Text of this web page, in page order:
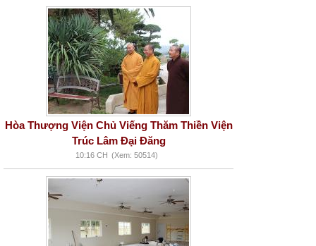
Hòa Thượng Viện Chủ Viếng Thăm Thiền Viện
Trúc Lâm Đại Đăng
10:16 CH (Xem: 50514)